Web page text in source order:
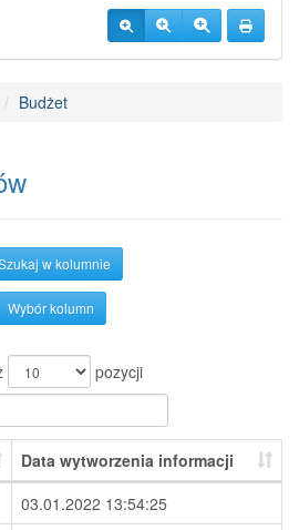
Budżet
w kolumnie
Wybór kolumn
pozycji
Data wytworzenia informacji
03.01.2022 13:54:25